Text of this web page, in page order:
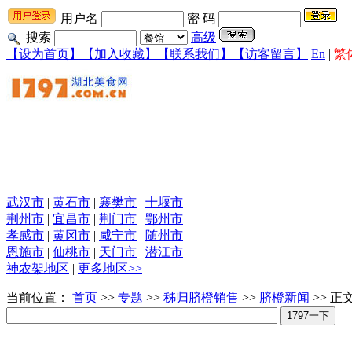
用户名
密 码
搜索
高级
【设为首页】
【加入收藏】 【联系我们】 【访客留言】 En | 繁
武汉市 | 黄石市 | 襄樊市 | 十堰市
荆州市 | 宜昌市 | 荆门市 | 鄂州市
孝感市 | 黄冈市 | 咸宁市 | 随州市
恩施市 | 仙桃市 | 天门市 | 潜江市
神农架地区 | 更多地区>>
当前位置： 首页 >> 专题 >> 秭归脐橙销售 >> 脐橙新闻 >> 正